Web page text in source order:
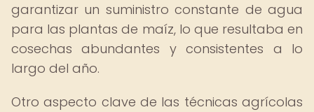
garantizar un suministro constante de agua
para las plantas de maíz, lo que resultaba en
cosechas abundantes y consistentes a lo
largo del año.
Otro aspecto clave de las técnicas agrícolas